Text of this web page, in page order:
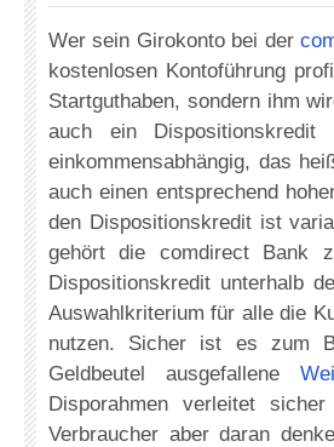
Wer sein Girokonto bei der
kostenlosen Kontoführung
Startguthaben, sondern ihm
auch ein
einkommensabhängig, das
auch einen entsprechend
den Dispositionskredit ist
gehört die comdirect Bank
Dispositionskredit unterhalb
Auswahlkriterium für alle die
nutzen. Sicher ist es zum
Geldbeutel ausgefallene
Disporahmen verleitet
Verbraucher aber daran